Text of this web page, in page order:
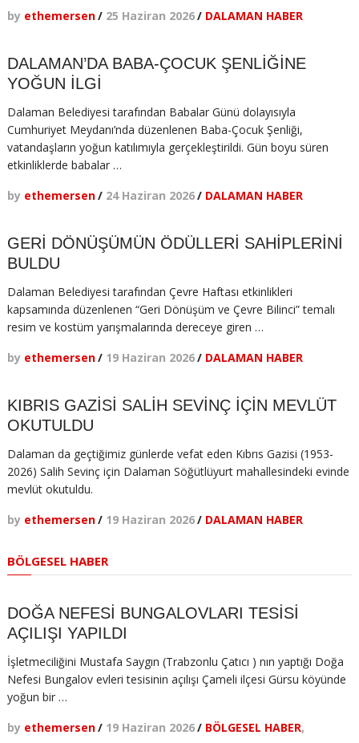
by ethemersen/ 25 Haziran 2026/ DALAMAN HABER
DALAMAN’DA BABA-ÇOCUK ŞENLİĞİNE
YOĞUN İLGİ
Dalaman Belediyesi tarafından Babalar Günü dolayısıyla
Cumhuriyet Meydanı’nda düzenlenen Baba-Çocuk Şenliği,
vatandaşların yoğun katılımıyla gerçekleştirildi. Gün boyu süren
etkinliklerde babalar …
by ethemersen/ 24 Haziran 2026/ DALAMAN HABER
GERİ DÖNÜŞÜMÜN ÖDÜLLERİ SAHİPLERİNİ
BULDU
Dalaman Belediyesi tarafından Çevre Haftası etkinlikleri
kapsamında düzenlenen “Geri Dönüşüm ve Çevre Bilinci” temalı
resim ve kostüm yarışmalarında dereceye giren …
by ethemersen/ 19 Haziran 2026/ DALAMAN HABER
KIBRIS GAZİSİ SALİH SEVİNÇ İÇİN MEVLÜT
OKUTULDU
Dalaman da geçtiğimiz günlerde vefat eden Kıbrıs Gazisi (1953-
2026) Salih Sevinç için Dalaman Söğütlüyurt mahallesindeki evinde
mevlüt okutuldu.
by ethemersen/ 19 Haziran 2026/ DALAMAN HABER
BÖLGESEL HABER
DOĞA NEFESİ BUNGALOVLARI TESİSİ
AÇILIŞI YAPILDI
İşletmeciliğini Mustafa Saygın (Trabzonlu Çatıcı ) nın yaptığı Doğa
Nefesi Bungalov evleri tesisinin açılışı Çameli ilçesi Gürsu köyünde
yoğun bir …
by ethemersen/ 19 Haziran 2026/ BÖLGESEL HABER,